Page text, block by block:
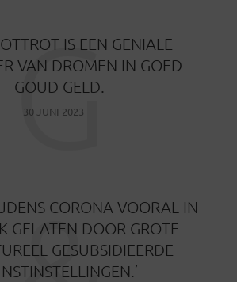
IS EEN GENIALE
VAN DROMEN IN GOED
GOUD GELD.
30 JUNI 2023
G
CORONA VOORAL IN
GELATEN DOOR GROTE
GESUBSIDIEERDE